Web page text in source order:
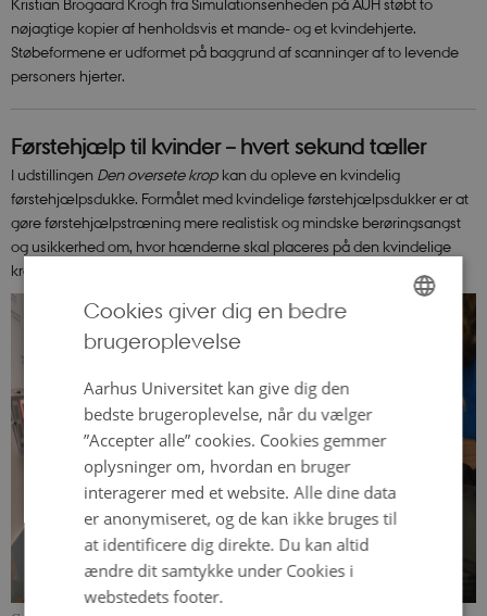
nøjagtige kopier af henholdsvis et mande- og et kvindehjerte.
Støbeformene er udformet på baggrund af scanninger af to levende
personers hjerter.
Førstehjælp til kvinder – hvert sekund tæller
I udstillingen Den oversete krop kan du opleve en kvindelig
førstehjælpsdukke. Formålet med kvindelige førstehjælpsdukker er at
gøre førstehjælpstræning mere realistisk og mindske berøringsangst
og usikkerhed om, hvor hænderne skal placeres på den kvindelige
krop – og hvor hårdt man skal trykke.
Cookies giver dig en bedre
brugeroplevelse
Aarhus Universitet kan give dig den
bedste brugeroplevelse, når du vælger
”Accepter alle” cookies. Cookies gemmer
oplysninger om, hvordan en bruger
interagerer med et website. Alle dine data
er anonymiseret, og de kan ikke bruges til
at identificere dig direkte. Du kan altid
ændre dit samtykke under Cookies i
webstedets footer.